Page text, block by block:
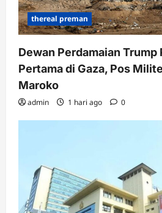
thereal preman
Dewan Perdamaian Trump
Pertama di Gaza, Pos
Maroko
admin 1 hari ago 0